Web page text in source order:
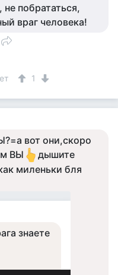
побрататься,
враг человека!
1
вот они,скоро
ВЫ
дышите
миленьки бля